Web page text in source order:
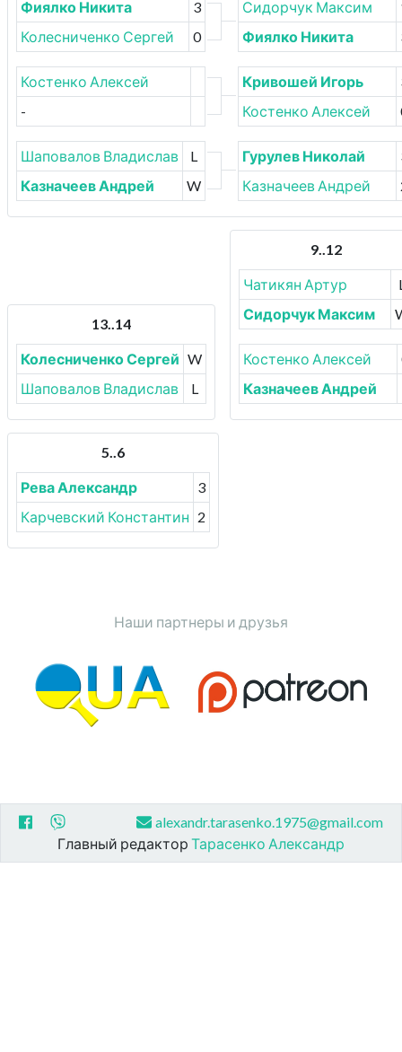
Фиялко Никита
3
Колесниченко Сергей
0
Костенко Алексей
-
Шаповалов Владислав
L
Казначеев Андрей
W
Сидорчук Максим
Фиялко Никита
Кривошей Игорь
Костенко Алексей
Гурулев Николай
Казначеев Андрей
13..14
Колесниченко Сергей W
Шаповалов Владислав
L
9..12
Чатикян Артур
Сидорчук Максим
Костенко Алексей
Казначеев Андрей
5..6
Рева Александр
3
Карчевский Константин 2
Наши партнеры и друзья
alexandr.tarasenko.1975@gmail.com
Главный редактор Тарасенко Александр